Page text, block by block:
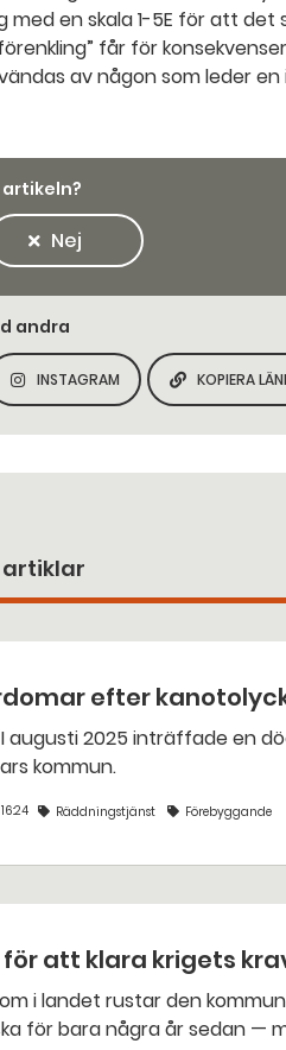
med en skala 1-5E för att det
får för
av någon som leder
Nej
andra
PÅ DELA SIDAN PÅ
INSTAGRAM KOPIERA
efter
kommun.
Räddningstjänst Förebyggande
att klara krigets
för bara några år sedan —